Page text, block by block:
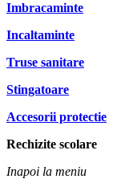
Imbracaminte
Incaltaminte
Truse sanitare
Stingatoare
Accesorii protectie
Rechizite scolare
Inapoi la meniu